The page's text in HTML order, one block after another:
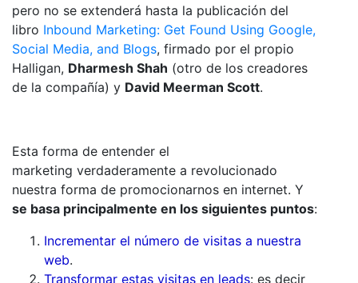
pero no se extenderá hasta la publicación del
libro Inbound Marketing: Get Found Using Google,
Social Media, and Blogs, firmado por el propio
Halligan, Dharmesh Shah (otro de los creadores
de la compañía) y David Meerman Scott.
Esta forma de entender el
marketing verdaderamente a revolucionado
nuestra forma de promocionarnos en internet. Y
se basa principalmente en los siguientes puntos:
Incrementar el número de visitas a nuestra
web.
Transformar estas visitas en leads: es decir